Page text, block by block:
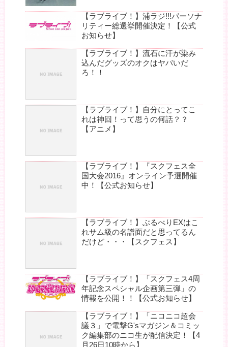
【ラブライブ！】浦ラジ!!!パーソナ
リティー総選挙開催決定！【公式
お知らせ】
【ラブライブ！】流石に汗が染み
込んだグッズのオクはヤバいだ
ろ！！
【ラブライブ！】自分にとってこ
れは神回！って思うの何話？？
【アニメ】
【ラブライブ！】『スクフェス全
国大会2016』オンライン予選開催
中！【公式お知らせ】
【ラブライブ！】ぶるべりEXはこ
れサム級の名譜面だと思ってるん
だけど・・・【スクフェス】
【ラブライブ！】「スクフェス4周
年記念スペシャル企画第三弾」の
情報を公開！！【公式お知らせ】
【ラブライブ！】「ニコニコ超会
議３」で電撃G'sマガジン＆コミッ
ク編集部のニコ生が配信決定！【4
月26日10時から】